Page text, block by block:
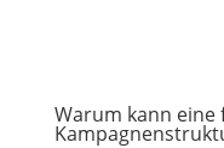
Warum kann eine